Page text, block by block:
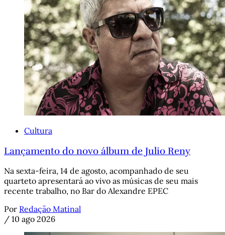
Cultura
Lançamento do novo álbum de Julio Reny
Na sexta-feira, 14 de agosto, acompanhado de seu
quarteto apresentará ao vivo as músicas de seu mais
recente trabalho, no Bar do Alexandre EPEC
Por Redação Matinal
/ 10 ago 2026